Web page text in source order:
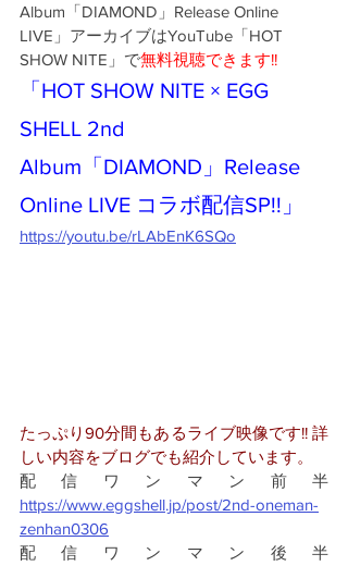
Album「DIAMOND」Release Online
LIVE」アーカイブはYouTube「HOT
SHOW NITE」で無料視聴できます!!
「HOT SHOW NITE × EGG
SHELL 2nd
Album「DIAMOND」Release
Online LIVE コラボ配信SP!!」
https://youtu.be/rLAbEnK6SQo
たっぷり90分間もあるライブ映像です!! 詳
しい内容をブログでも紹介しています。
https://www.eggshell.jp/post/2nd-oneman-
zenhan0306